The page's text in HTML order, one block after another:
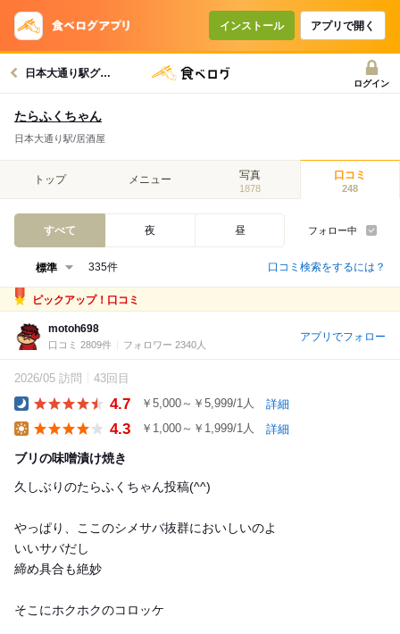
インストール アプリで開く
日本大通り駅グルメへ
ログイン
たらふくちゃん
日本大通り駅/居酒屋
トップ メニュー 写真
1878
口コミ
248
すべて 夜 昼 フォロー中
335件 口コミ検索をするには？
ピックアップ！口コミ
motoh698
口コミ 2809件 フォロワー 2340人
アプリでフォロー
2026/05 訪問 43回目
4.7 ￥5,000～￥5,999/1人 詳細
4.3 ￥1,000～￥1,999/1人 詳細
ブリの味噌漬け焼き
久しぶりのたらふくちゃん投稿(^^)
やっぱり、ここのシメサバ抜群においしいのよ
いいサバだし
締め具合も絶妙
そこにホクホクのコロッケ